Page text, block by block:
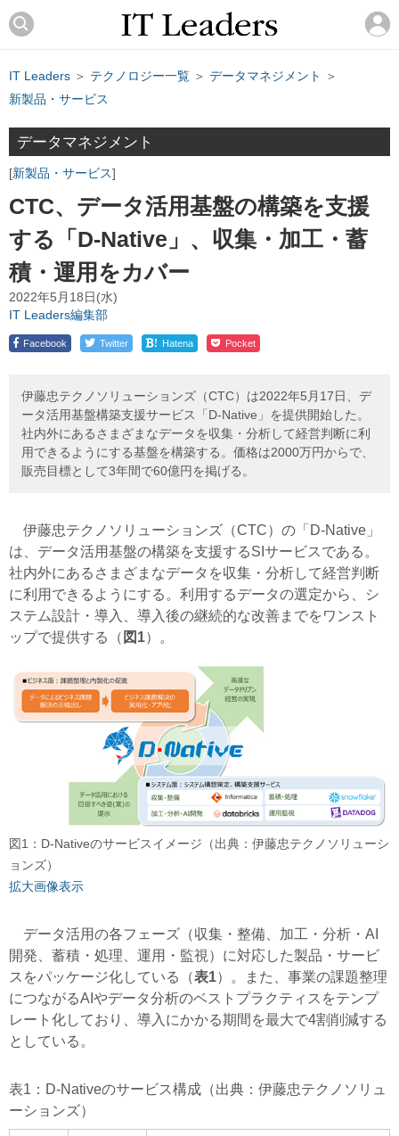
IT Leaders ＞ テクノロジー一覧 ＞ データマネジメント
＞
新製品・サービス
データマネジメント
新製品・サービス
CTC、データ活用基盤の構築を支援
する「D-Native」、収集・加工・蓄
積・運用をカバー
2022年5月18日(水)
IT Leaders編集部
Facebook Twitter ! Hatena Pocket
伊藤忠テクノソリューションズ（CTC）は2022年5月17日、デ
ータ活用基盤構築支援サービス「D-Native」を提供開始した。
社内外にあるさまざまなデータを収集・分析して経営判断に利
用できるようにする基盤を構築する。価格は2000万円からで、
販売目標として3年間で60億円を掲げる。
伊藤忠テクノソリューションズ（CTC）の「D-Native」
は、データ活用基盤の構築を支援するSIサービスである。
社内外にあるさまざまなデータを収集・分析して経営判断
に利用できるようにする。利用するデータの選定から、シ
ステム設計・導入、導入後の継続的な改善までをワンスト
ップで提供する（ 図1）。
図1：D-Nativeのサービスイメージ（出典：伊藤忠テクノソリューシ
ョンズ）
拡大画像表示
データ活用の各フェーズ（収集・整備、加工・分析・AI
開発、蓄積・処理、運用・監視）に対応した製品・サービ
スをパッケージ化している（表1）。また、事業の課題整理
につながるAIやデータ分析のベストプラクティスをテンプ
レート化しており、導入にかかる期間を最大で4割削減する
としている。
表1：D-Nativeのサービス構成（出典：伊藤忠テクノソリュ
ーションズ）